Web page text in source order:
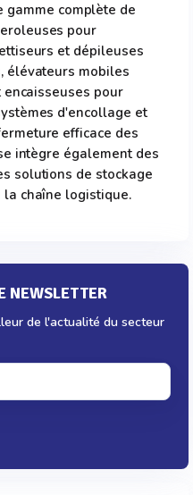
gamme complète de
pour
et dépileuses
élévateurs mobiles
pour
d'encollage et
efficace des
intègre également des
solutions de stockage
chaîne logistique.
NEWSLETTER
de l'actualité du secteur